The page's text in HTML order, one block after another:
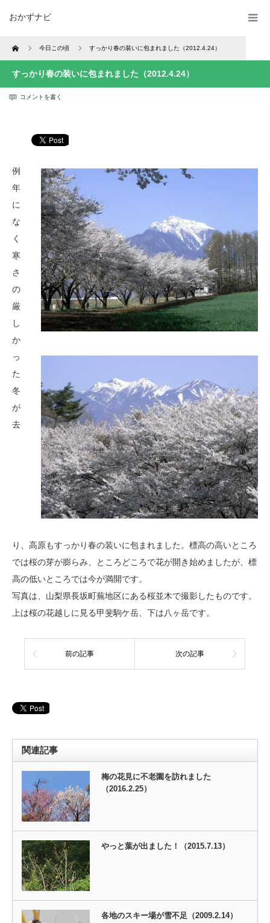
おかずナビ
Home 今日この頃 すっかり春の装いに包まれました（2012.4.24）
すっかり春の装いに包まれました（2012.4.24）
コメントを書く
例
年
に
な
く
寒
さ
の
厳
し
か
っ
た
冬
が
去
り、高原もすっかり春の装いに包まれました。標高の高いところ
では桜の芽が膨らみ、ところどころで花が開き始めましたが、標
高の低いところでは今が満開です。
写真は、山梨県長坂町蕪地区にある桜並木で撮影したものです。
上は桜の花越しに見る甲斐駒ケ岳、下は八ヶ岳です。
前の記事 次の記事
関連記事
梅の花見に不老園を訪れました
（2016.2.25）
やっと葉が出ました！（2015.7.13）
各地のスキー場が雪不足（2009.2.14）